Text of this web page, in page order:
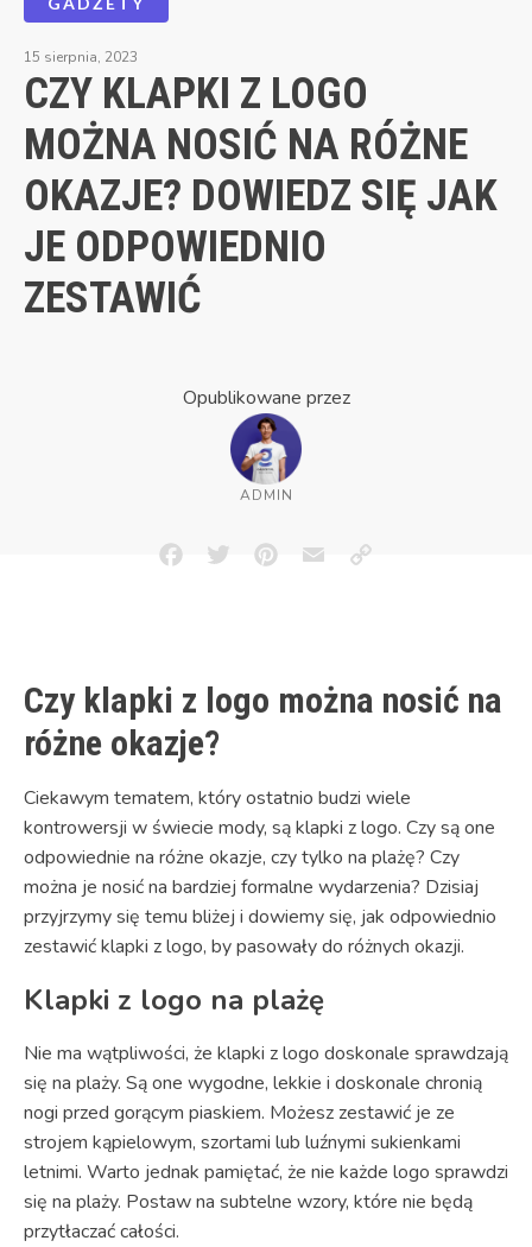
15 sierpnia, 2023
CZY KLAPKI Z LOGO
MOŻNA NOSIĆ NA RÓŻNE
OKAZJE? DOWIEDZ SIĘ JAK
JE ODPOWIEDNIO
ZESTAWIĆ
Opublikowane przez
ADMIN
FacebookTwitterPinterestEmailCopy
Czy klapki z logo można nosić na
różne okazje?
Ciekawym tematem, który ostatnio budzi wiele
kontrowersji w świecie mody, są klapki z logo. Czy są one
odpowiednie na różne okazje, czy tylko na plażę? Czy
można je nosić na bardziej formalne wydarzenia? Dzisiaj
przyjrzymy się temu bliżej i dowiemy się, jak odpowiednio
zestawić klapki z logo, by pasowały do różnych okazji.
Klapki z logo na plażę
Nie ma wątpliwości, że klapki z logo doskonale sprawdzają
się na plaży. Są one wygodne, lekkie i doskonale chronią
nogi przed gorącym piaskiem. Możesz zestawić je ze
strojem kąpielowym, szortami lub luźnymi sukienkami
letnimi. Warto jednak pamiętać, że nie każde logo sprawdzi
się na plaży. Postaw na subtelne wzory, które nie będą
przytłaczać całości.